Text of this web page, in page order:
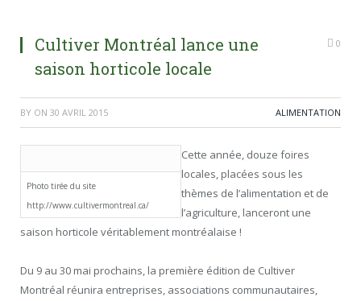
Cultiver Montréal lance une
saison horticole locale
0
BY ON 30 AVRIL 2015 ALIMENTATION
Photo tirée du site
http://www.cultivermontreal.ca/
Cette année, douze foires
locales, placées sous les
thèmes de l’alimentation et de
l’agriculture, lanceront une
saison horticole véritablement montréalaise !
Du 9 au 30 mai prochains, la première édition de Cultiver
Montréal réunira entreprises, associations communautaires,